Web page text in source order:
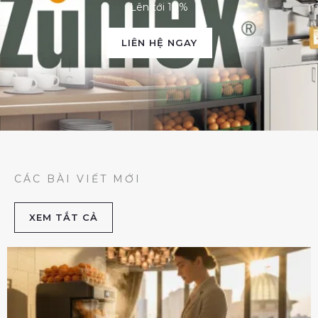
Lên tới 10%
LIÊN HỆ NGAY
CÁC BÀI VIẾT MỚI
XEM TẮT CẢ